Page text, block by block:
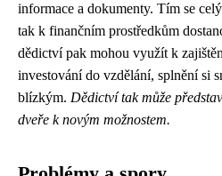
informace a dokumenty. Tím se
tak k finančním prostředkům
dědictví pak mohou využít k
investování do vzdělání, splnění si
blízkým. Dědictví tak může
dveře k novým možnostem.